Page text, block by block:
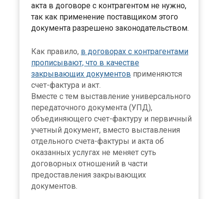
акта в договоре с контрагентом не нужно,
так как применение поставщиком этого
документа разрешено законодательством.
Как правило, в договорах с контрагентами
прописывают, что в качестве
закрывающих документов применяются
счет-фактура и акт.
Вместе с тем выставление универсального
передаточного документа (УПД),
объединяющего счет-фактуру и первичный
учетный документ, вместо выставления
отдельного счета-фактуры и акта об
оказанных услугах не меняет суть
договорных отношений в части
предоставления закрывающих
документов.